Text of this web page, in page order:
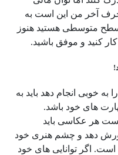
حرف آخر من این است به
متوسطی هستید هنوز
کنید و موفق باشید.
به خوبی انجام دهد باید به
های خود باشد.
هر عکاسی باید
دهد و چشم هنری خود
است. اگر توانایی های خود